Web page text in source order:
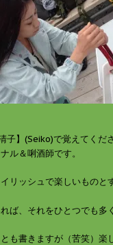
子】(Seiko)で覚えてくださ
ル＆唎酒師です。
リッシュで楽しいものと
ば、それをひとつでも多
も書きますが（苦笑）楽